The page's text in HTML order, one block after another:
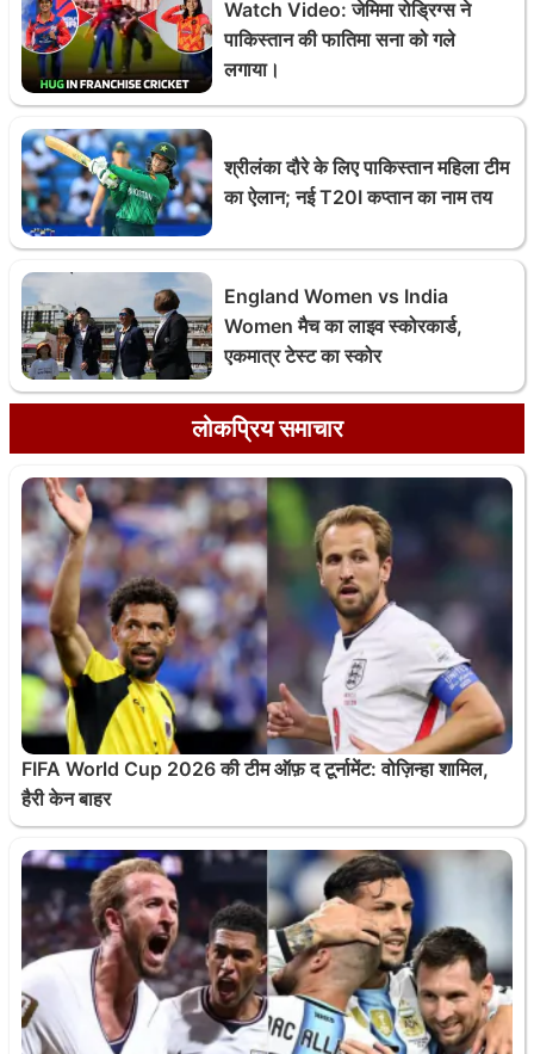
Watch Video: जेमिमा रोड्रिग्स ने
पाकिस्तान की फातिमा सना को गले
लगाया।
श्रीलंका दौरे के लिए पाकिस्तान महिला टीम
का ऐलान; नई T20I कप्तान का नाम तय
England Women vs India
Women मैच का लाइव स्कोरकार्ड,
एकमात्र टेस्ट का स्कोर
लोकप्रिय समाचार
FIFA World Cup 2026 की टीम ऑफ़ द टूर्नामेंट: वोज़िन्हा शामिल,
हैरी केन बाहर